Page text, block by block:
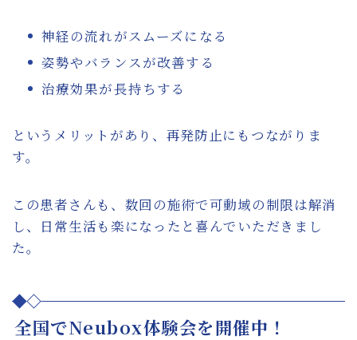
神経の流れがスムーズになる
姿勢やバランスが改善する
治療効果が長持ちする
というメリットがあり、再発防止にもつながりま
す。
この患者さんも、数回の施術で可動域の制限は解消
し、日常生活も楽になったと喜んでいただきまし
た。
全国でNeubox体験会を開催中！